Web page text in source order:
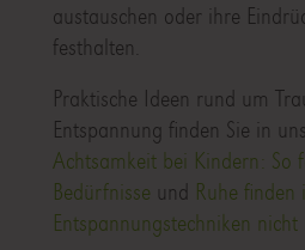
austauschen oder ihre
festhalten.
Praktische Ideen rund um
Entspannung finden Sie in
Achtsamkeit bei Kindern: So
Bedürfnisse und Ruhe
Entspannungstechniken